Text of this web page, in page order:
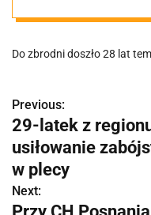
Do zbrodni doszło 28 lat
N
a
w
i
Previous:
29-latek z
usiłowanie
w plecy
Next: